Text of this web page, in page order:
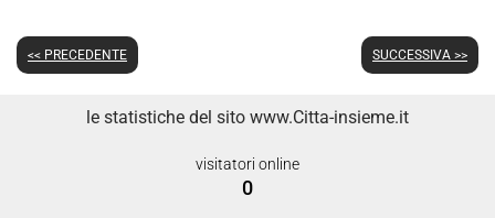
<< PRECEDENTE SUCCESSIVA >>
le statistiche del sito www.Citta-insieme.it
visitatori online
0